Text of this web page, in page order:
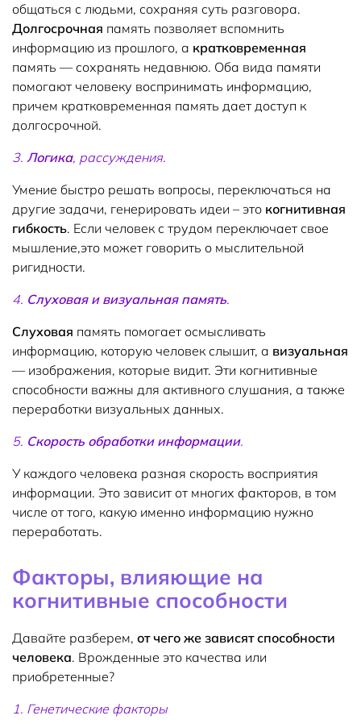
общаться с людьми, сохраняя суть разговора.
Долгосрочная память позволяет вспомнить
информацию из прошлого, а кратковременная
память — сохранять недавнюю. Оба вида памяти
помогают человеку воспринимать информацию,
причем кратковременная память дает доступ к
долгосрочной.
3. Логика, рассуждения.
Умение быстро решать вопросы, переключаться на
другие задачи, генерировать идеи – это когнитивная
гибкость. Если человек с трудом переключает свое
мышление,это может говорить о мыслительной
ригидности.
4. Слуховая и визуальная память.
Слуховая память помогает осмысливать
информацию, которую человек слышит, а визуальная
— изображения, которые видит. Эти когнитивные
способности важны для активного слушания, а также
переработки визуальных данных.
5. Скорость обработки информации.
У каждого человека разная скорость восприятия
информации. Это зависит от многих факторов, в том
числе от того, какую именно информацию нужно
переработать.
Факторы, влияющие на
когнитивные способности
Давайте разберем, от чего же зависят способности
человека. Врожденные это качества или
приобретенные?
1. Генетические факторы